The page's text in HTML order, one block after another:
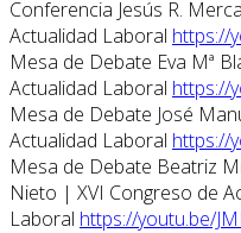
Conferencia Jesús R.
Actualidad Laboral https://
Mesa de Debate Eva Mª
Actualidad Laboral https://
Mesa de Debate José
Actualidad Laboral https://
Mesa de Debate Beatriz
Nieto | XVI Congreso de
Laboral https://youtu.be/